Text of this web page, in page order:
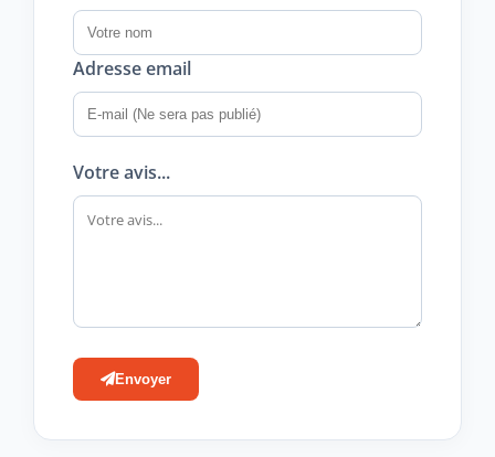
Adresse email
Votre avis...
Envoyer